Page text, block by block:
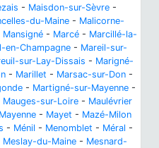
- Maisdon-sur-Sèvre -
du-Maine - Malicorne-
Mansigné - Marcé - Marcillé-la-
en-Champagne - Mareil-sur-
sur-Lay-Dissais - Marigné-
- Marillet - Marsac-sur-Don -
- Martigné-sur-Mayenne -
Mauges-sur-Loire - Maulévrier
Mayenne - Mayet - Mazé-Milon
- Ménil - Menomblet - Méral -
Meslay-du-Maine - Mesnard-